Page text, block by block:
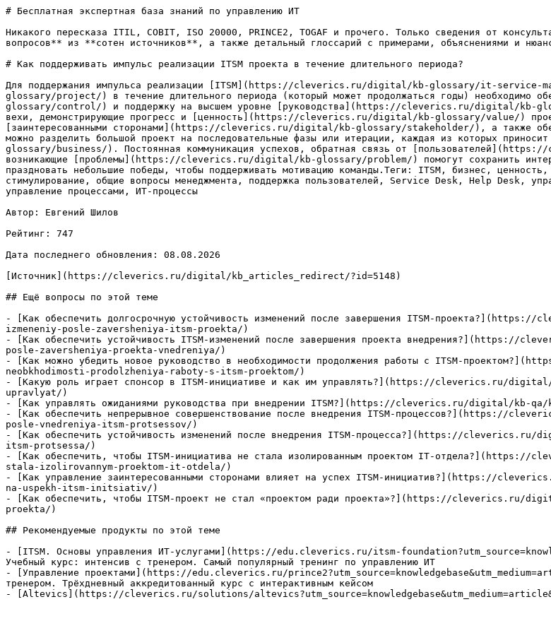
# Бесплатная экспертная база знаний по управлению ИТ
Никакого пересказа ITIL, COBIT, ISO 20000, PRINCE2, TOGAF и прочего. Только сведения от
вопросов** из **сотен источников**, а также детальный глоссарий с примерами, объяснениями и
# Как поддерживать импульс реализации ITSM проекта в течение длительного периода?
Для поддержания импульса реализации [ITSM](https://cleverics.ru/digital/kb-glossary/it-
glossary/project/) в течение длительного периода (который может продолжаться годы)
glossary/control/) и поддержку на высшем уровне [руководства](https://cleverics.ru/digital/kb-
вехи, демонстрирующие прогресс и [ценность](https://cleverics.ru/digital/kb-glossary/value/)
[заинтересованными сторонами](https://cleverics.ru/digital/kb-glossary/stakeholder/), а также
можно разделить большой проект на последовательные фазы или итерации, каждая из которых
glossary/business/). Постоянная коммуникация успехов, обратная связь от
возникающие [проблемы](https://cleverics.ru/digital/kb-glossary/problem/) помогут сохранить
праздновать небольшие победы, чтобы поддерживать мотивацию команды.Теги: ITSM, бизнес,
стимулирование, общие вопросы менеджмента, поддержка пользователей, Service Desk, Help Desk,
управление процессами, ИТ-процессы
Автор: Евгений Шилов
Рейтинг: 747
Дата последнего обновления: 08.08.2026
[Источник](https://cleverics.ru/digital/kb_articles_redirect/?id=5148)
## Ещё вопросы по этой теме
- [Как обеспечить долгосрочную устойчивость изменений после завершения ITSM-
izmeneniy-posle-zaversheniya-itsm-proekta/)
- [Как обеспечить устойчивость ITSM-изменений после завершения проекта
posle-zaversheniya-proekta-vnedreniya/)
- [Как можно убедить новое руководство в необходимости продолжения работы с ITSM-
neobkhodimosti-prodolzheniya-raboty-s-itsm-proektom/)
- [Какую роль играет спонсор в ITSM-инициативе и как им управлять?](https://cleverics.ru/
upravlyat/)
- [Как управлять ожиданиями руководства при внедрении ITSM?](https://cleverics.ru/digital/kb-
- [Как обеспечить непрерывное совершенствование после внедрения ITSM-процессов?](https://
posle-vnedreniya-itsm-protsessov/)
- [Как обеспечить устойчивость изменений после внедрения ITSM-процесса?](https://
itsm-protsessa/)
- [Как обеспечить, чтобы ITSM-инициатива не стала изолированным проектом IT-
stala-izolirovannym-proektom-it-otdela/)
- [Как управление заинтересованными сторонами влияет на успех ITSM-инициатив?](https://
na-uspekh-itsm-initsiativ/)
- [Как обеспечить, чтобы ITSM-проект не стал «проектом ради проекта»?](https://
proekta/)
## Рекомендуемые продукты по этой теме
- [ITSM. Основы управления ИТ-услугами](https://edu.cleverics.ru/itsm-
Учебный курс: интенсив с тренером. Самый популярный тренинг по управлению ИТ
- [Управление проектами](https://edu.cleverics.ru/
тренером. Трёхдневный аккредитованный курс с интерактивным кейсом
- [Altevics](https://cleverics.ru/solutions/